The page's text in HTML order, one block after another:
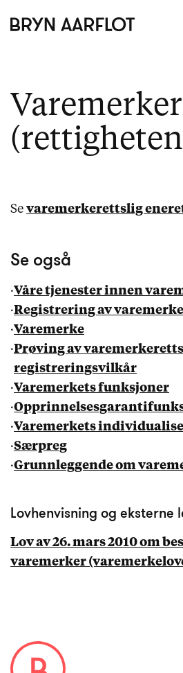
Se varemerkerettslig
Se også
·Våre tjenester innen
·Registrering av varemerke
·Varemerke
·Prøving av
registreringsvilkår
·Varemerkets funksjoner
·
·Varemerkets
·Særpreg
·Grunnleggende om
Lovhenvisning og eksterne
Lov av 26. mars 2010 om
varemerker